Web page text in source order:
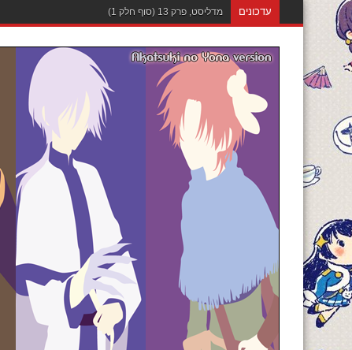
עדכונים מדליסט, פרק 12